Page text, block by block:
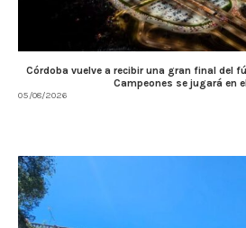
Córdoba vuelve a recibir una gran final del
Campeones se jugará en
05/08/2026